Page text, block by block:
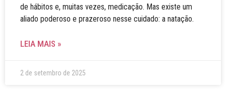
de hábitos e, muitas vezes, medicação. Mas existe um
aliado poderoso e prazeroso nesse cuidado: a natação.
LEIA MAIS »
2 de setembro de 2025